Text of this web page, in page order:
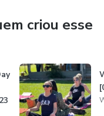
criou esse